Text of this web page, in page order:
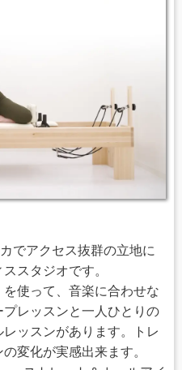
でアクセス抜群の立地に
スタジオです。
使って、音楽に合わせな
レッスンと一人ひとりの
ッスンがあります。トレ
変化が実感出来ます。